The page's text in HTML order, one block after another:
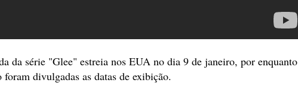
da série "Glee" estreia nos EUA no dia 9 de janeiro, por enquanto
divulgadas as datas de exibição.